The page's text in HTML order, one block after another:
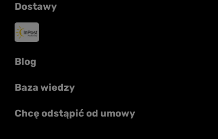
Dostawy
Blog
Baza wiedzy
Chcę odstąpić od umowy